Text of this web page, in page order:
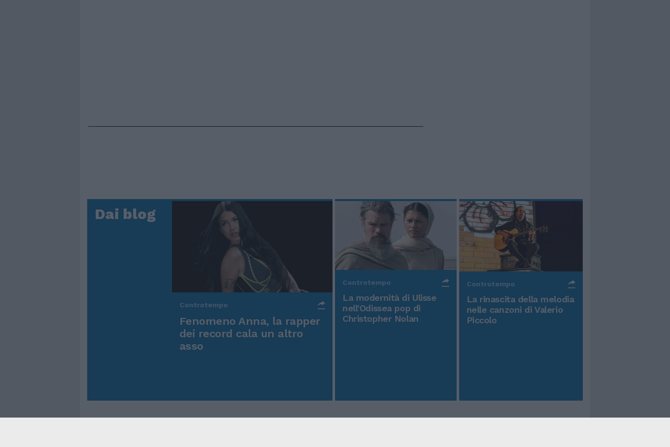
Dai blog
Controtempo
Fenomeno Anna, la rapper
dei record cala un altro
asso
Controtempo
La modernità di Ulisse
nell'Odissea pop di
Christopher Nolan
Controtempo
La rinascita della melodia
nelle canzoni di Valerio
Piccolo